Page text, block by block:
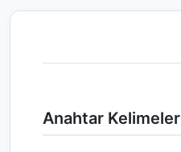
Anahtar Kelimeler